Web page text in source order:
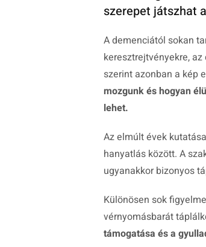
szerepet játszhat
A demenciától sokan
keresztrejtvényekre,
szerint azonban a kép
mozgunk és hogyan
lehet.
Az elmúlt évek
hanyatlás között. A
ugyanakkor bizonyos
Különösen sok
vérnyomásbarát
támogatása és a